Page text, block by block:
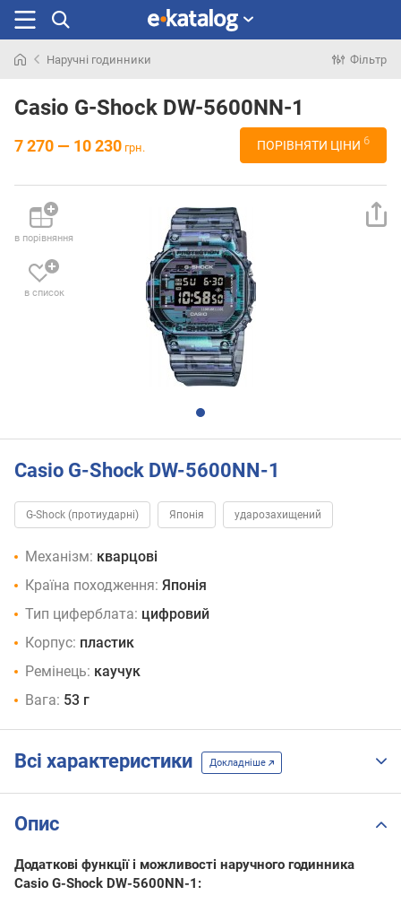
раніше
Наручні годинники Фільтр
Casio G-Shock DW-5600NN-1
7 270 — 10 230 грн. ПОРІВНЯТИ ЦІНИ 6
в порівняння
в список
Casio G-Shock DW-5600NN-1
G-Shock (протиударні) Японія ударозахищений
Механізм: кварцові
Країна походження: Японія
Тип циферблата: цифровий
Корпус: пластик
Ремінець: каучук
Вага: 53 г
Всі характеристики Докладніше
Опис
Додаткові функції і можливості наручного годинника
Casio G-Shock DW-5600NN-1: